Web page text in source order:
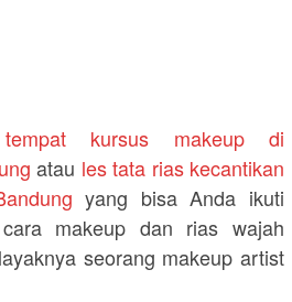
tempat kursus makeup di
atau les tata rias kecantikan
yang bisa Anda ikuti
makeup dan rias wajah
seorang makeup artist